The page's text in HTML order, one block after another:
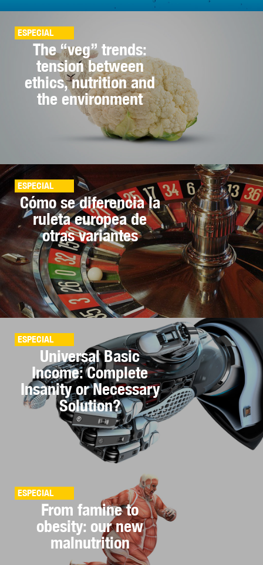
ESPECIAL
The “veg” trends:
tension between
ethics, nutrition and
the environment
ESPECIAL
Cómo se diferencia la
ruleta europea de
otras variantes
ESPECIAL
Universal Basic
Income: Complete
Insanity or Necessary
Solution?
ESPECIAL
From famine to
obesity: our new
malnutrition